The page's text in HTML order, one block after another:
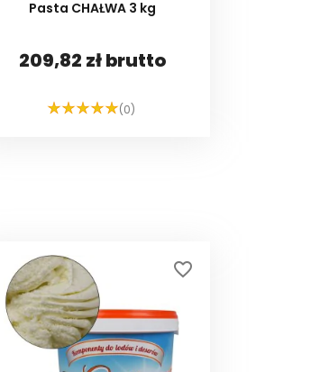
Pasta CHAŁWA 3 kg
209,82 zł brutto
(0)
favorite_border